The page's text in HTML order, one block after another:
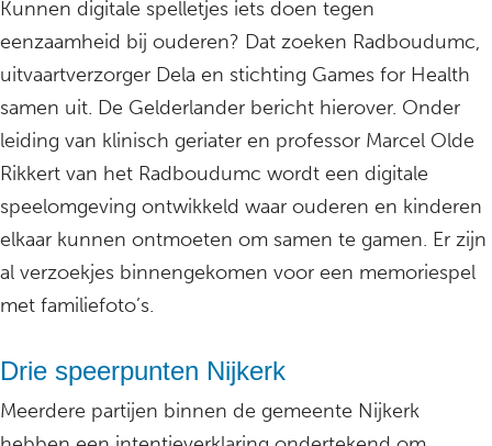
Kunnen digitale spelletjes iets doen tegen
eenzaamheid bij ouderen? Dat zoeken Radboudumc,
uitvaartverzorger Dela en stichting Games for Health
samen uit. De Gelderlander bericht hierover. Onder
leiding van klinisch geriater en professor Marcel Olde
Rikkert van het Radboudumc wordt een digitale
speelomgeving ontwikkeld waar ouderen en kinderen
elkaar kunnen ontmoeten om samen te gamen. Er zijn
al verzoekjes binnengekomen voor een memoriespel
met familiefoto’s.
Drie speerpunten Nijkerk
Meerdere partijen binnen de gemeente Nijkerk